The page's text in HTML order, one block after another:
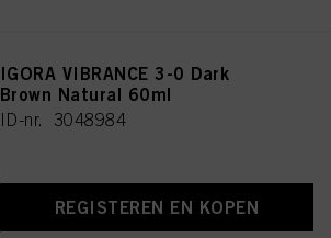
IGORA VIBRANCE 3-0 Dark
Brown Natural 60ml
ID-nr. 3048984
REGISTEREN EN KOPEN